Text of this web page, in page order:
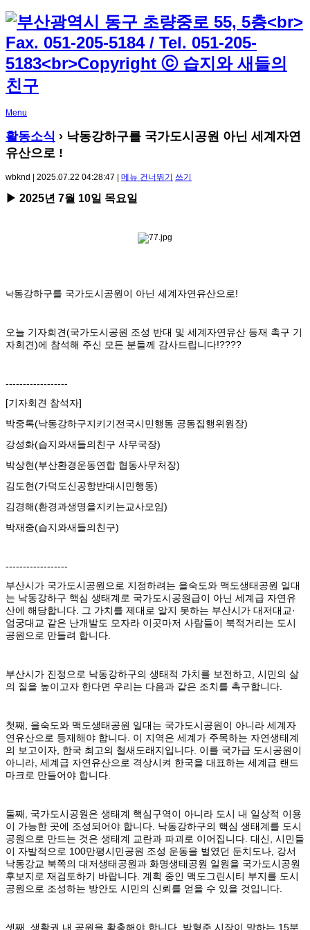
Menu
활동소식 › 낙동강하구를 국가도시공원 아닌 세계자연
유산으로 !
wbknd | 2025.07.22 04:28:47 | 메뉴 건너뛰기 쓰기
▶ 2025년 7월 10일 목요일
낙동강하구를 국가도시공원이 아닌 세계자연유산으로!
오늘 기자회견(국가도시공원 조성 반대 및 세계자연유산 등재 촉구 기
자회견)에 참석해 주신 모든 분들께 감사드립니다!????
------------------
[기자회견 참석자]
박중록(낙동강하구지키기전국시민행동 공동집행위원장)
강성화(습지와새들의친구 사무국장)
박상현(부산환경운동연합 협동사무처장)
김도현(가덕도신공항반대시민행동)
김경해(환경과생명을지키는교사모임)
박재중(습지와새들의친구)
------------------
부산시가 국가도시공원으로 지정하려는 을숙도와 맥도생태공원 일대
는 낙동강하구 핵심 생태계로 국가도시공원급이 아닌 세계급 자연유
산에 해당합니다. 그 가치를 제대로 알지 못하는 부산시가 대저대교·
엄궁대교 같은 난개발도 모자라 이곳마저 사람들이 북적거리는 도시
공원으로 만들려 합니다.
부산시가 진정으로 낙동강하구의 생태적 가치를 보전하고, 시민의 삶
의 질을 높이고자 한다면 우리는 다음과 같은 조치를 촉구합니다.
첫째, 을숙도와 맥도생태공원 일대는 국가도시공원이 아니라 세계자
연유산으로 등재해야 합니다. 이 지역은 세계가 주목하는 자연생태계
의 보고이자, 한국 최고의 철새도래지입니다. 이를 국가급 도시공원이
아니라, 세계급 자연유산으로 격상시켜 한국을 대표하는 세계급 랜드
마크로 만들어야 합니다.
둘째, 국가도시공원은 생태계 핵심구역이 아니라 도시 내 일상적 이용
이 가능한 곳에 조성되어야 합니다. 낙동강하구의 핵심 생태계를 도시
공원으로 만드는 것은 생태계 교란과 파괴로 이어집니다. 대신, 시민들
이 자발적으로 100만평시민공원 조성 운동을 벌였던 둔치도나, 강서
낙동강교 북쪽의 대저생태공원과 화명생태공원 일원을 국가도시공원
후보지로 재검토하기 바랍니다. 계획 중인 맥도그린시티 부지를 도시
공원으로 조성하는 방안도 시민의 신뢰를 얻을 수 있을 것입니다.
셋째, 생활권 내 공원을 확충해야 합니다. 박형준 시장이 말하는 15분